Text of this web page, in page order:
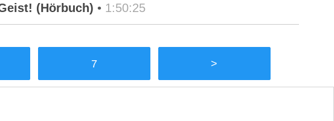
(Hörbuch) • 1:50:25
7 >